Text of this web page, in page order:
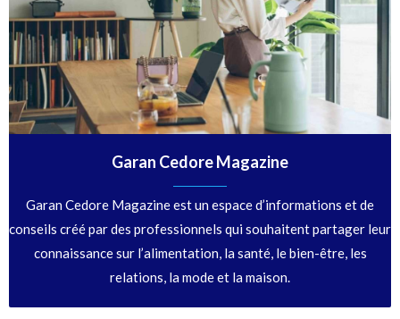
Garan Cedore Magazine
Garan Cedore Magazine est un espace d’informations et de
conseils créé par des professionnels qui souhaitent partager leur
connaissance sur l’alimentation, la santé, le bien-être, les
relations, la mode et la maison.